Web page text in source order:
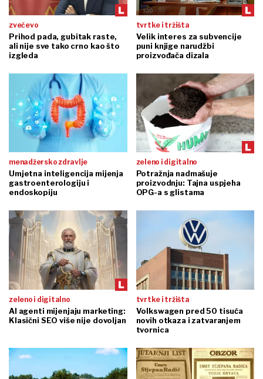
zvečevo
Prihod pada, gubitak raste,
ali nije sve tako crno kao što
izgleda
tvrtke i tržišta
Velik interes za subvencije
puni knjige narudžbi
proizvođača dizala
menadžersko zdravlje
Umjetna inteligencija mijenja
gastroenterologiju i
endoskopiju
zeleno i digitalno
Potražnja nadmašuje
proizvodnju: Tajna uspjeha
OPG-a s glistama
zeleno i digitalno
AI agenti mijenjaju marketing:
Klasični SEO više nije dovoljan
tvrtke i tržišta
Volkswagen pred 50 tisuća
novih otkaza i zatvaranjem
tvornica